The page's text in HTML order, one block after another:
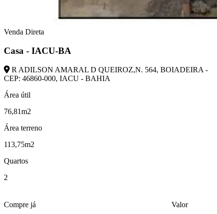
Venda Direta
Casa - IACU-BA
R ADILSON AMARAL D QUEIROZ,N. 564, BOIADEIRA -
CEP: 46860-000, IACU - BAHIA
Área útil
76,81m2
Área terreno
113,75m2
Quartos
2
Compre já
Valor